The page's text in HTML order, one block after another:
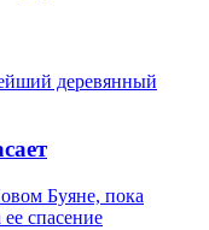
деревянный
Буяне, пока
спасение